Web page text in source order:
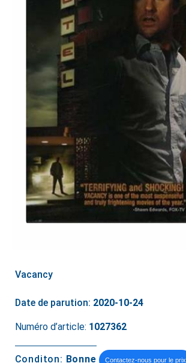
Vacancy
Date de parution: 2020-10-24
Numéro d’article: 1027362
Conditon: Bonne Contactez-nous pour le prix